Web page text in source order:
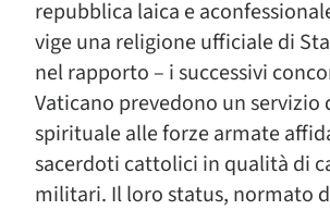
repubblica laica e
vige una religione ufficiale di
nel rapporto – i successivi
Vaticano prevedono un servizio
spirituale alle forze armate
sacerdoti cattolici in qualità di
militari. Il loro status, normato